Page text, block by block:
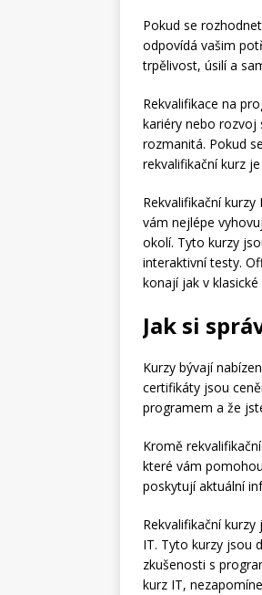
Pokud se
odpovídá vašim
trpělivost, úsilí a
Rekvalifikace na
kariéry nebo rozvoj
rozmanitá. Pokud
rekvalifikační kurz
Rekvalifikační
vám nejlépe
okolí. Tyto kurzy
interaktivní testy.
konají jak v
Jak si
Kurzy bývají
certifikáty jsou
programem a že
Kromě
které vám
poskytují aktuální
Rekvalifikační
IT. Tyto kurzy jsou
zkušenosti s
kurz IT,